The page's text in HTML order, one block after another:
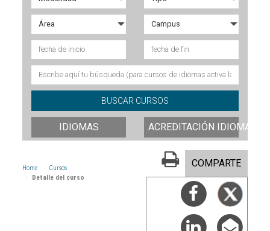
IDIOMAS ACREDITACIÓN IDIOMAS
Home
Cursos
Detalle del curso
COMPARTE